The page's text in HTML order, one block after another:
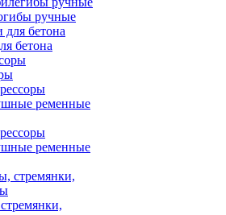
ручные
бетона
ременные
ременные